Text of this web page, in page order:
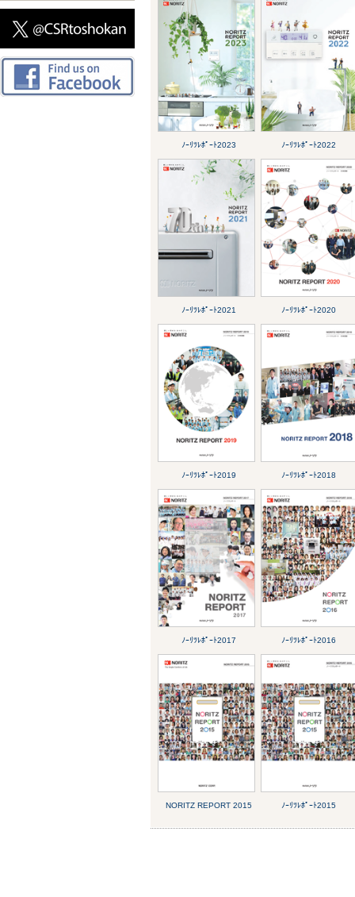
ﾉｰﾘﾂﾚﾎﾟｰﾄ2023 ﾉｰﾘﾂﾚﾎﾟｰﾄ2022
ﾉｰﾘﾂﾚﾎﾟｰﾄ2021 ﾉｰﾘﾂﾚﾎﾟｰﾄ2020
ﾉｰﾘﾂﾚﾎﾟｰﾄ2019 ﾉｰﾘﾂﾚﾎﾟｰﾄ2018
ﾉｰﾘﾂﾚﾎﾟｰﾄ2017 ﾉｰﾘﾂﾚﾎﾟｰﾄ2016
NORITZ REPORT 2015 ﾉｰﾘﾂﾚﾎﾟｰﾄ2015